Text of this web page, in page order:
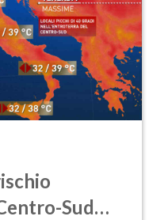
Sud